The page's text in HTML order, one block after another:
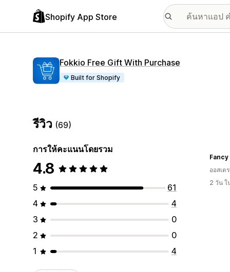
Shopify App Store
Fokkio Free Gift With Purchase
Built for Shopify
รีวิว (69)
การให้คะแนนโดยรวม
4.8
5
61
4
4
3
0
2
0
1
4
ออสเต
2 วัน ใ